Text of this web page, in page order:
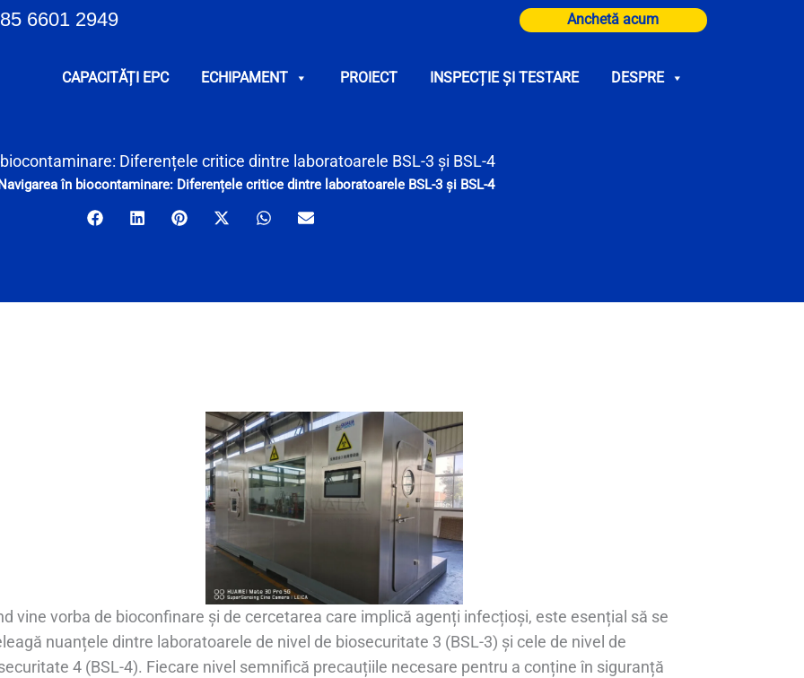
6601 2949 Anchetă acum
CAPACITĂȚI EPC ECHIPAMENT PROIECT INSPECȚIE ȘI TESTARE DESPRE
Diferențele critice dintre laboratoarele BSL-3 și BSL-4
în biocontaminare: Diferențele critice dintre laboratoarele BSL-3 și BSL-4
vine vorba de bioconfinare și de cercetarea care implică agenți infecțioși, este esențial să se
nuanțele dintre laboratoarele de nivel de biosecuritate 3 (BSL-3) și cele de nivel de
4 (BSL-4). Fiecare nivel semnifică precauțiile necesare pentru a conține în siguranță